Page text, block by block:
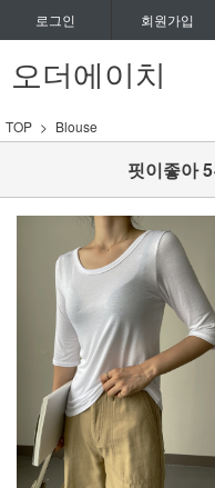
로그인 회원가입
오더에이치
TOP Blouse
핏이좋아